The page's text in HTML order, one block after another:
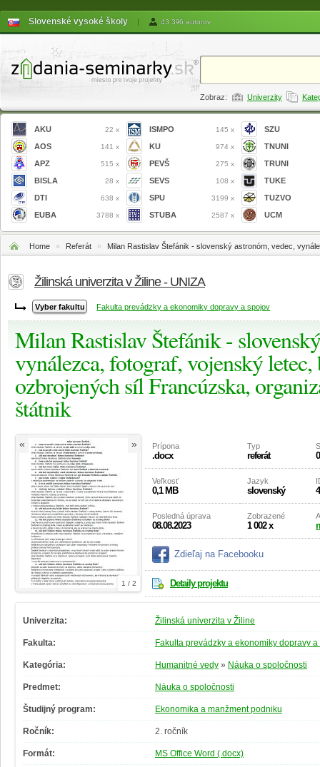
Slovenské vysoké školy | 43 396 autorov
Zobraz: Univerzity
AKU 22 x
AOS 141 x
APZ 515 x
BISLA 28 x
DTI 638 x
EUBA 3788 x
ISMPO 145 x
KU 974 x
PEVŠ 275 x
SEVS 108 x
SPU 3199 x
STUBA 2587 x
SZU
TNUNI
TRUNI
TUKE
TUZVO
UCM
Home » Referát »
Milan Rastislav Štefánik - slovenský astronóm, vedec,
Žilinská univerzita v Žiline - UNIZA
Fakulta prevádzky a ekonomiky dopravy a spojov
Milan Rastislav Štefánik -
vynálezca, fotograf, vojenský
ozbrojených síl Francúzska,
štátnik
1 / 2
« » Prípona
.docx
Typ
referát
Veľkosť
0,1 MB
Jazyk
slovenský
Posledná úprava
08.08.2023
Zobrazené
1 002 x
Zdieľaj na Facebooku
Detaily projektu
Univerzita: Žilinská univerzita v Žiline
Fakulta: Fakulta prevádzky a ekonomiky dopravy
Kategória: Humanitné vedy » Náuka o spoločnosti
Predmet: Náuka o spoločnosti
Študijný program: Ekonomika a manžment podniku
Ročník: 2. ročník
Formát: MS Office Word (.docx)